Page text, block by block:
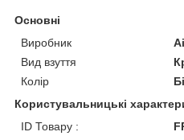
Основні
Виробник
Вид взуття
Колір
Користувальницькі
ID Товару :